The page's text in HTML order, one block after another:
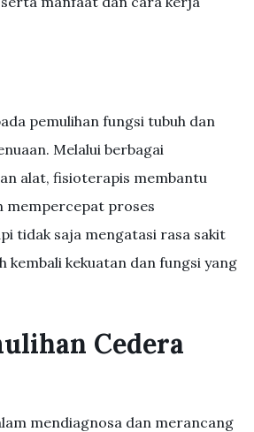
pemulihan fungsi tubuh dan
Melalui berbagai
alat, fisioterapis membantu
mempercepat proses
tidak saja mengatasi rasa sakit
kekuatan dan fungsi yang
Cedera
mendiagnosa dan merancang